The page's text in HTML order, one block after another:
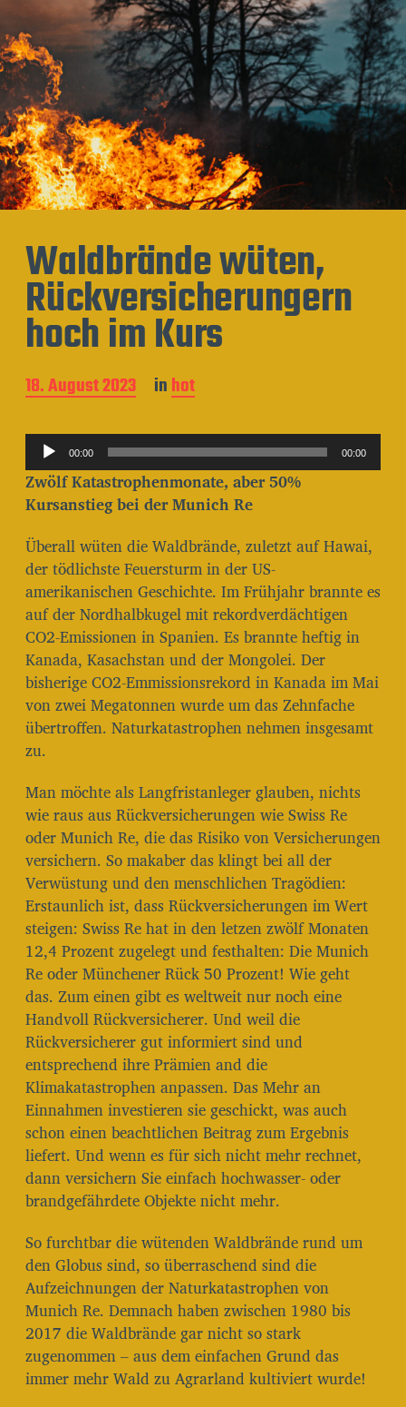
Waldbrände wüten,
Rückversicherungern
hoch im Kurs
B
e
t
a
g
s
d
a
t
u
m
18. August 2023 inhot
u
d
i
o
-
P
l
a
y
e
r
00:00 00:00
Zwölf Katastrophenmonate, aber 50%
Kursanstieg bei der Munich Re
Überall wüten die Waldbrände, zuletzt auf Hawai,
der tödlichste Feuersturm in der US-
amerikanischen Geschichte. Im Frühjahr brannte es
auf der Nordhalbkugel mit rekordverdächtigen
CO2-Emissionen in Spanien. Es brannte heftig in
Kanada, Kasachstan und der Mongolei. Der
bisherige CO2-Emmissionsrekord in Kanada im Mai
von zwei Megatonnen wurde um das Zehnfache
übertroffen. Naturkatastrophen nehmen insgesamt
zu.
Man möchte als Langfristanleger glauben, nichts
wie raus aus Rückversicherungen wie Swiss Re
oder Munich Re, die das Risiko von Versicherungen
versichern. So makaber das klingt bei all der
Verwüstung und den menschlichen Tragödien:
Erstaunlich ist, dass Rückversicherungen im Wert
steigen: Swiss Re hat in den letzen zwölf Monaten
12,4 Prozent zugelegt und festhalten: Die Munich
Re oder Münchener Rück 50 Prozent! Wie geht
das. Zum einen gibt es weltweit nur noch eine
Handvoll Rückversicherer. Und weil die
Rückversicherer gut informiert sind und
entsprechend ihre Prämien and die
Klimakatastrophen anpassen. Das Mehr an
Einnahmen investieren sie geschickt, was auch
schon einen beachtlichen Beitrag zum Ergebnis
liefert. Und wenn es für sich nicht mehr rechnet,
dann versichern Sie einfach hochwasser- oder
brandgefährdete Objekte nicht mehr.
So furchtbar die wütenden Waldbrände rund um
den Globus sind, so überraschend sind die
Aufzeichnungen der Naturkatastrophen von
Munich Re. Demnach haben zwischen 1980 bis
2017 die Waldbrände gar nicht so stark
zugenommen – aus dem einfachen Grund das
immer mehr Wald zu Agrarland kultiviert wurde!